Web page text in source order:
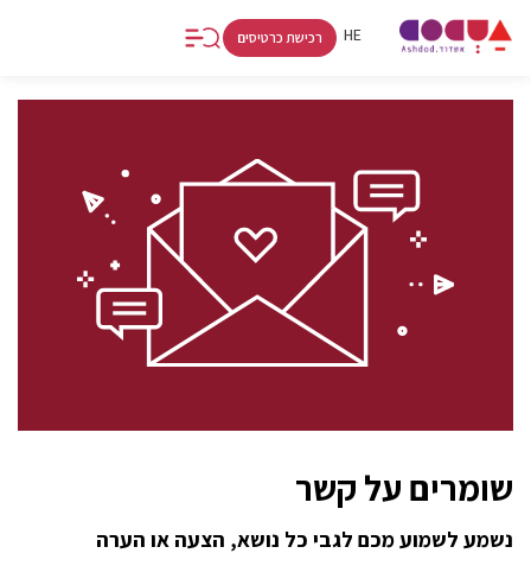
HE
RU
רכישת כרטיסים
שומרים על קשר
נשמע לשמוע מכם לגבי כל נושא, הצעה או הערה